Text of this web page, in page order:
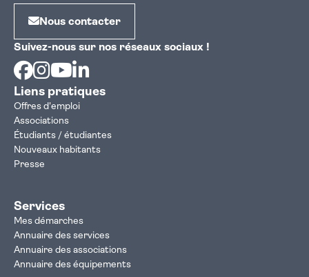
Nous contacter
Suivez-nous sur nos réseaux sociaux !
Facebook
Instagram
Youtube
Liens pratiques
Offres d'emploi
Associations
Étudiants / étudiantes
Nouveaux habitants
Presse
Services
Mes démarches
Annuaire des services
Annuaire des associations
Annuaire des équipements